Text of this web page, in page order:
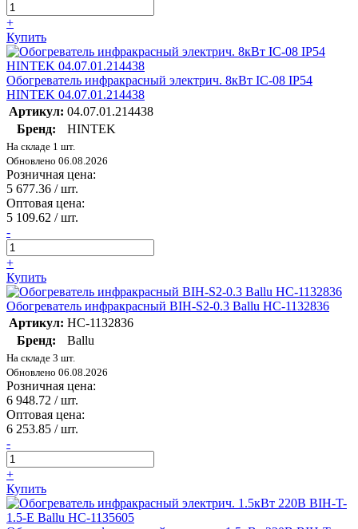
+
Купить
Обогреватель инфракрасный электрич. 8кВт IC-08 IP54
HINTEK 04.07.01.214438
Артикул: 04.07.01.214438
Бренд:
HINTEK
На складе 1 шт.
Обновлено 06.08.2026
Розничная цена:
5 677.36 / шт.
Оптовая цена:
5 109.62 / шт.
-
+
Купить
Обогреватель инфракрасный BIH-S2-0.3 Ballu НС-1132836
Артикул: НС-1132836
Бренд:
Ballu
На складе 3 шт.
Обновлено 06.08.2026
Розничная цена:
6 948.72 / шт.
Оптовая цена:
6 253.85 / шт.
-
+
Купить